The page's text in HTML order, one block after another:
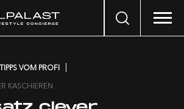
Search
TIPPS VOM PROFI
KASCHIEREN